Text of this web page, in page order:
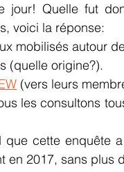
jour! Quelle fut
voici la réponse:
mobilisés autour
(quelle origine?).
(vers leurs
les consultons
cette enquête
en 2017, sans plus